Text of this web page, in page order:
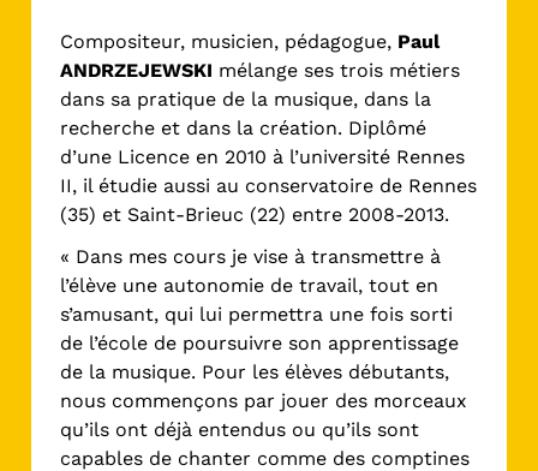
Compositeur, musicien, pédagogue, Paul
ANDRZEJEWSKI mélange ses trois métiers
dans sa pratique de la musique, dans la
recherche et dans la création. Diplômé
d’une Licence en 2010 à l’université Rennes
II, il étudie aussi au conservatoire de Rennes
(35) et Saint-Brieuc (22) entre 2008-2013.
« Dans mes cours je vise à transmettre à
l’élève une autonomie de travail, tout en
s’amusant, qui lui permettra une fois sorti
de l’école de poursuivre son apprentissage
de la musique. Pour les élèves débutants,
nous commençons par jouer des morceaux
qu’ils ont déjà entendus ou qu’ils sont
capables de chanter comme des comptines